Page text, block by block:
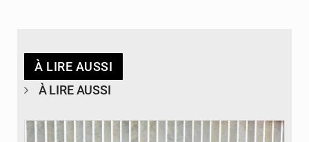
À LIRE AUSSI
À LIRE AUSSI